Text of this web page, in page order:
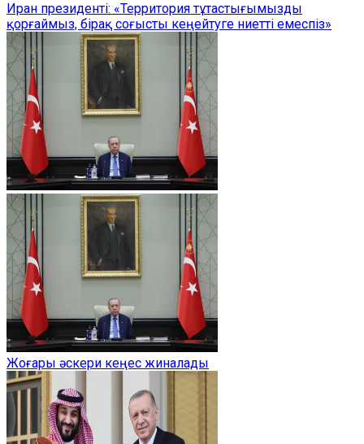
Иран президенті: «Территория тұтастығымызды
қорғаймыз, бірақ соғысты кеңейтуге ниетті емеспіз»
Жоғары әскери кеңес жиналады